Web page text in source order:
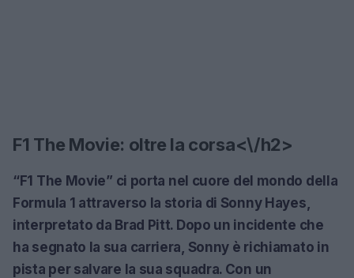
F1 The Movie: oltre la corsa<\/h2>
“F1 The Movie” ci porta nel cuore del mondo della
Formula 1 attraverso la storia di Sonny Hayes,
interpretato da Brad Pitt. Dopo un incidente che
ha segnato la sua carriera, Sonny è richiamato in
pista per salvare la sua squadra. Con un